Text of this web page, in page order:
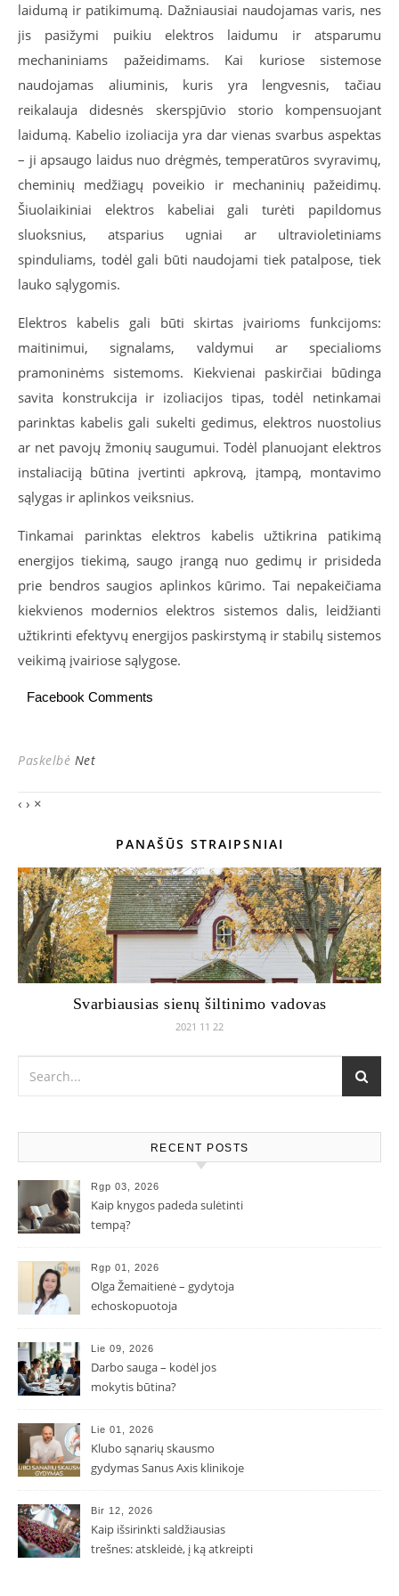
laidumą ir patikimumą. Dažniausiai naudojamas varis, nes
jis pasižymi puikiu elektros laidumu ir atsparumu
mechaniniams pažeidimams. Kai kuriose sistemose
naudojamas aliuminis, kuris yra lengvesnis, tačiau
reikalauja didesnės skerspjūvio storio kompensuojant
laidumą. Kabelio izoliacija yra dar vienas svarbus aspektas
– ji apsaugo laidus nuo drėgmės, temperatūros svyravimų,
cheminių medžiagų poveikio ir mechaninių pažeidimų.
Šiuolaikiniai elektros kabeliai gali turėti papildomus
sluoksnius, atsparius ugniai ar ultravioletiniams
spinduliams, todėl gali būti naudojami tiek patalpose, tiek
lauko sąlygomis.
Elektros kabelis gali būti skirtas įvairioms funkcijoms:
maitinimui, signalams, valdymui ar specialioms
pramoninėms sistemoms. Kiekvienai paskirčiai būdinga
savita konstrukcija ir izoliacijos tipas, todėl netinkamai
parinktas kabelis gali sukelti gedimus, elektros nuostolius
ar net pavojų žmonių saugumui. Todėl planuojant elektros
instaliaciją būtina įvertinti apkrovą, įtampą, montavimo
sąlygas ir aplinkos veiksnius.
Tinkamai parinktas elektros kabelis užtikrina patikimą
energijos tiekimą, saugo įrangą nuo gedimų ir prisideda
prie bendros saugios aplinkos kūrimo. Tai nepakeičiama
kiekvienos modernios elektros sistemos dalis, leidžianti
užtikrinti efektyvų energijos paskirstymą ir stabilų sistemos
veikimą įvairiose sąlygose.
Facebook Comments
Paskelbė Net
‹ › ×
PANAŠŪS STRAIPSNIAI
Svarbiausias sienų šiltinimo vadovas
2021 11 22
RECENT POSTS
Rgp 03, 2026
Kaip knygos padeda sulėtinti
tempą?
Rgp 01, 2026
Olga Žemaitienė – gydytoja
echoskopuotoja
Lie 09, 2026
Darbo sauga – kodėl jos
mokytis būtina?
Lie 01, 2026
Klubo sąnarių skausmo
gydymas Sanus Axis klinikoje
Bir 12, 2026
Kaip išsirinkti saldžiausias
trešnes: atskleidė, į ką atkreipti